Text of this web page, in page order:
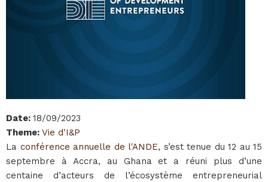
Date: 18/09/2023
Theme: Vie d'I&P
La conférence annuelle de l'ANDE, s’est tenue du 12 au 15
septembre à Accra, au Ghana et a réuni plus d’une
centaine d’acteurs de l’écosystème entrepreneurial